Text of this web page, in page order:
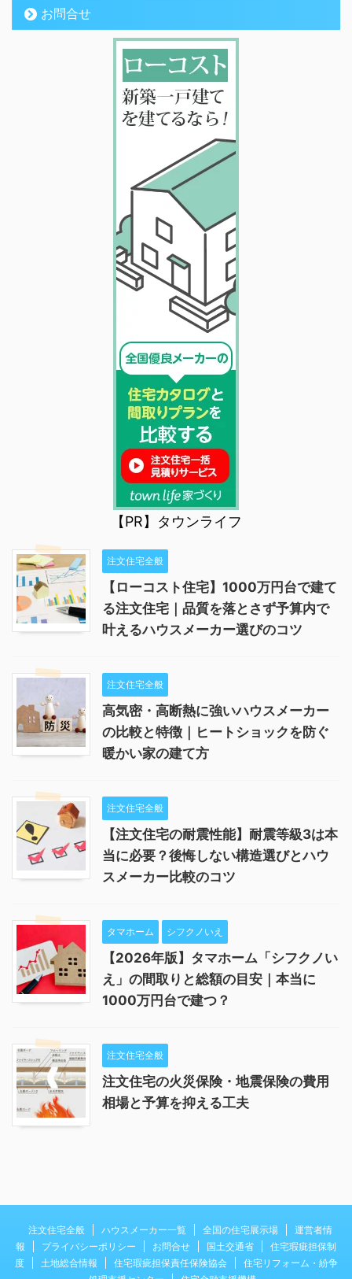
お問合せ
【PR】タウンライフ
注文住宅全般
【ローコスト住宅】1000万円台で建て
る注文住宅｜品質を落とさず予算内で
叶えるハウスメーカー選びのコツ
注文住宅全般
高気密・高断熱に強いハウスメーカー
の比較と特徴｜ヒートショックを防ぐ
暖かい家の建て方
注文住宅全般
【注文住宅の耐震性能】耐震等級3は本
当に必要？後悔しない構造選びとハウ
スメーカー比較のコツ
タマホーム シフクノいえ
【2026年版】タマホーム「シフクノい
え」の間取りと総額の目安｜本当に
1000万円台で建つ？
注文住宅全般
注文住宅の火災保険・地震保険の費用
相場と予算を抑える工夫
注文住宅全般 ハウスメーカー一覧 全国の住宅展示場
運営者情
報
プライバシーポリシー お問合せ 国土交通省
住宅瑕疵担保制
度
土地総合情報 住宅瑕疵担保責任保険協会
住宅リフォーム・紛争